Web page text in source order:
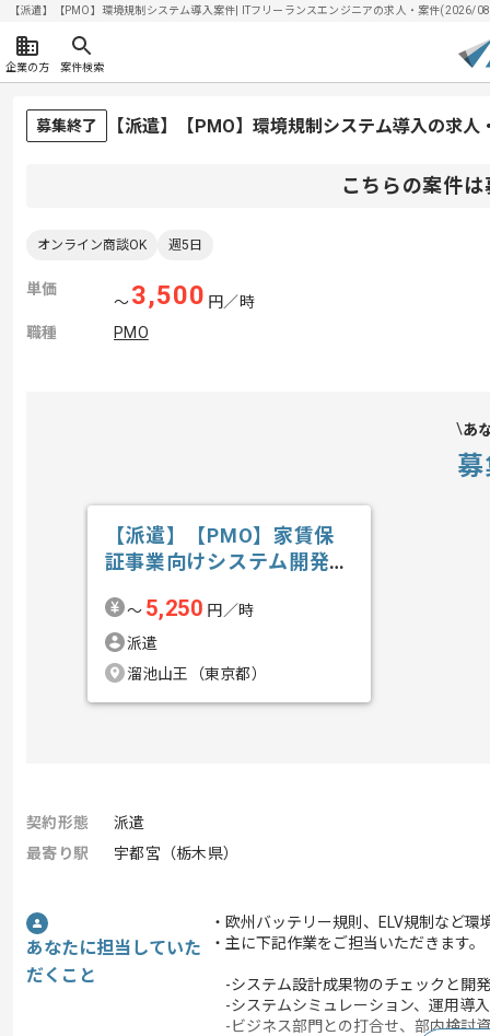
【派遣】【PMO】環境規制システム導入案件| ITフリーランスエンジニアの求人・案件(2026/
企業の方 案件検索
募集終了 【派遣】【PMO】環境規制システム導入の求人
こちらの案件
オンライン商談OK 週5日
単価
〜3,500 円／時
職種
PMO
あ
【派遣】【PMO】家賃保
証事業向けシステム開発支
〜 5,250 円／時
派遣
溜池山王（東京都）
契約形態
派遣
最寄り駅
宇都宮（栃木県）
あなたに担当していた
だくこと
・欧州バッテリー規則、ELV規制など
・主に下記作業をご担当いただきます。
-システム設計成果物のチェックと開
-システムシミュレーション、運用導
-ビジネス部門との打合せ、部内検討